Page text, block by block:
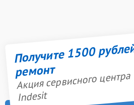
Получите 1500
ремонт
Акция сервисного центра
Indesit